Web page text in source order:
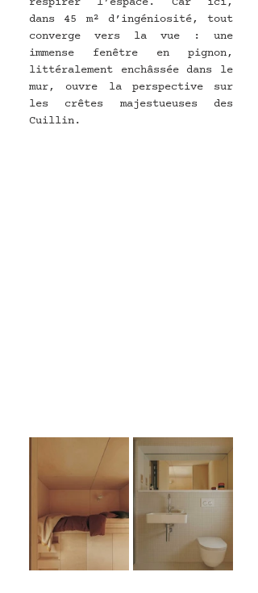
dans 45 m² d’ingéniosité, tout
converge vers la vue : une
immense fenêtre en pignon,
littéralement enchâssée dans le
mur, ouvre la perspective sur
les crêtes majestueuses des
Cuillin.